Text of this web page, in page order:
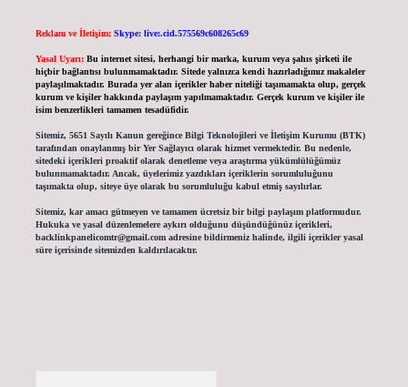
Reklam ve İletişim: Skype: live:.cid.575569c608265c69
Yasal Uyarı: Bu internet sitesi, herhangi bir marka, kurum veya şahıs şirketi ile
hiçbir bağlantısı bulunmamaktadır. Sitede yalnızca kendi hazırladığımız makaleler
paylaşılmaktadır. Burada yer alan içerikler haber niteliği taşımamakta olup, gerçek
kurum ve kişiler hakkında paylaşım yapılmamaktadır. Gerçek kurum ve kişiler ile
isim benzerlikleri tamamen tesadüfidir.
Sitemiz, 5651 Sayılı Kanun gereğince Bilgi Teknolojileri ve İletişim Kurumu (BTK)
tarafından onaylanmış bir Yer Sağlayıcı olarak hizmet vermektedir. Bu nedenle,
sitedeki içerikleri proaktif olarak denetleme veya araştırma yükümlülüğümüz
bulunmamaktadır. Ancak, üyelerimiz yazdıkları içeriklerin sorumluluğunu
taşımakta olup, siteye üye olarak bu sorumluluğu kabul etmiş sayılırlar.
Sitemiz, kar amacı gütmeyen ve tamamen ücretsiz bir bilgi paylaşım platformudur.
Hukuka ve yasal düzenlemelere aykırı olduğunu düşündüğünüz içerikleri,
backlinkpanelicomtr@gmail.comadresine bildirmeniz halinde, ilgili içerikler yasal
süre içerisinde sitemizden kaldırılacaktır.